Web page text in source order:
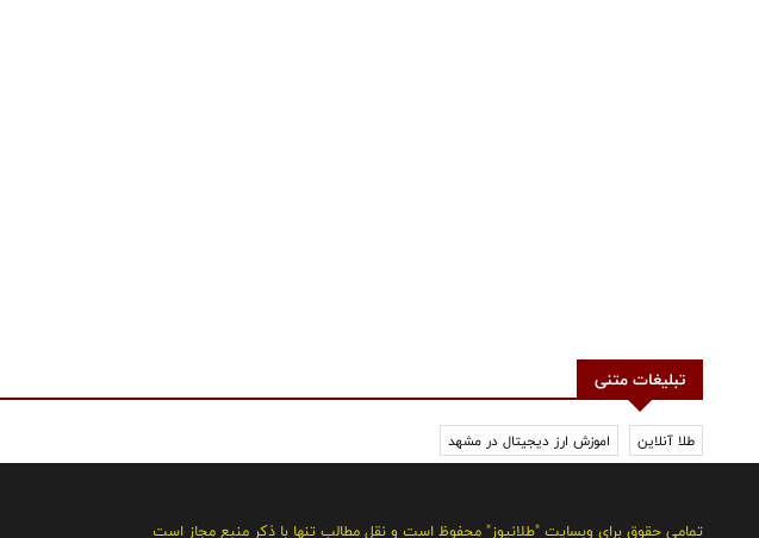
تبلیغات متنی
طلا آنلاین اموزش ارز دیجیتال در مشهد
تمامی حقوق برای وبسایت "طلانیوز" محفوظ است و نقل مطالب تنها با ذکر منبع مجاز است